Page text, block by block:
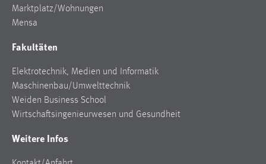
Marktplatz/Wohnungen
Mensa
Fakultäten
Elektrotechnik, Medien und Informatik
Maschinenbau/Umwelttechnik
Weiden Business School
Wirtschaftsingenieurwesen und Gesundheit
Weitere Infos